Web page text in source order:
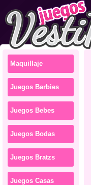
Maquillaje
Juegos Barbies
Juegos Bebes
Juegos Bodas
Juegos Bratzs
Juegos Casas